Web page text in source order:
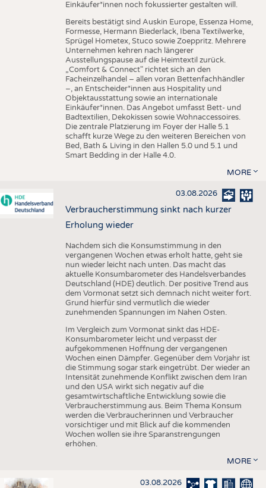
Einkäufer*innen noch fokussierter gestalten will.
Bereits bestätigt sind Auskin Europe, Essenza Home,
Formesse, Hermann Biederlack, Ibena Textilwerke,
Sprügel Hometex, Stuco sowie Zoeppritz. Mehrere
Unternehmen kehren nach längerer
Ausstellungspause auf die Heimtextil zurück.
„Comfort & Connect" richtet sich an den
Facheinzelhandel – allen voran Bettenfachhändler
–, an Entscheider*innen aus Hospitality und
Objektausstattung sowie an internationale
Einkäufer*innen. Das Angebot umfasst Bett- und
Badtextilien, Dekokissen sowie Wohnaccessoires.
Die zentrale Platzierung im Foyer der Halle 5.1
schafft kurze Wege zu den weiteren Bereichen von
Bed, Bath & Living in den Hallen 5.0 und 5.1 und
Smart Bedding in der Halle 4.0.
MORE
03.08.2026
Verbraucherstimmung sinkt nach kurzer
Erholung wieder
Nachdem sich die Konsumstimmung in den
vergangenen Wochen etwas erholt hatte, geht sie
nun wieder leicht nach unten. Das macht das
aktuelle Konsumbarometer des Handelsverbandes
Deutschland (HDE) deutlich. Der positive Trend aus
dem Vormonat setzt sich demnach nicht weiter fort.
Grund hierfür sind vermutlich die wieder
zunehmenden Spannungen im Nahen Osten.
Im Vergleich zum Vormonat sinkt das HDE-
Konsumbarometer leicht und verpasst der
aufgekommenen Hoffnung der vergangenen
Wochen einen Dämpfer. Gegenüber dem Vorjahr ist
die Stimmung sogar stark eingetrübt. Der wieder an
Intensität zunehmende Konflikt zwischen dem Iran
und den USA wirkt sich negativ auf die
gesamtwirtschaftliche Entwicklung sowie die
Verbraucherstimmung aus. Beim Thema Konsum
werden die Verbraucherinnen und Verbraucher
vorsichtiger und mit Blick auf die kommenden
Wochen wollen sie ihre Sparanstrengungen
erhöhen.
MORE
03.08.2026